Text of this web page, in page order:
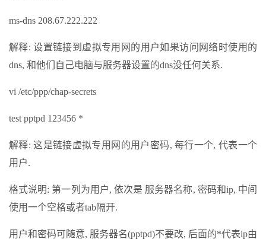
ms-dns 208.67.222.222
解释: 设置链接到虚拟专用网的用户如果访问网络时使用的
dns, 和他们自己电脑与服务器设置的dns没任何关系.
vi /etc/ppp/chap-secrets
test pptpd 123456 *
解释: 这是链接虚拟专用网的用户密码, 每行一个, 代表一个
用户.
格式说明: 第一列为用户, 依次是 服务器名称, 密码和ip, 中间
使用一个空格或者tab隔开.
用户和密码可随意, 服务器名(pptpd)不要改, 后面的*代表ip由